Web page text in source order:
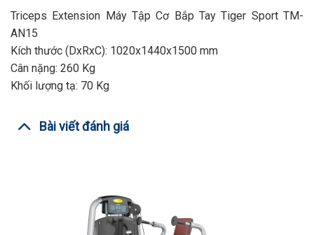
Triceps Extension Máy Tập Cơ Bắp Tay Tiger Sport TM-
AN15
Kích thước (DxRxC): 1020x1440x1500 mm
Cân nặng: 260 Kg
Khối lượng tạ: 70 Kg
Bài viết đánh giá